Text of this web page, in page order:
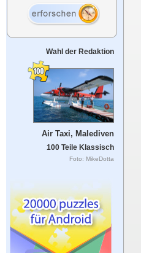
Wahl der Redaktion
Air Taxi, Malediven
100 Teile Klassisch
Foto: MikeDotta